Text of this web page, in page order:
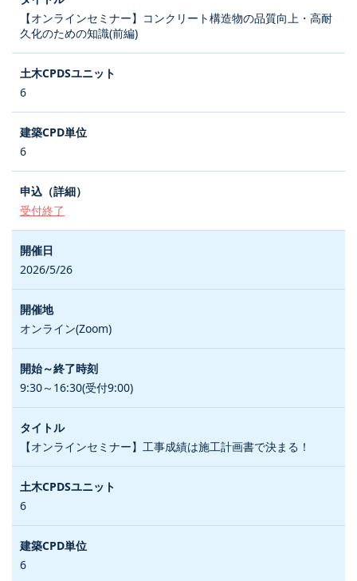
【オンラインセミナー】コンクリート構造物の品質向上・高耐
久化のための知識(前編)
6
6
受付終了
2026/5/26
オンライン(Zoom)
9:30～16:30(受付9:00)
【オンラインセミナー】工事成績は施工計画書で決まる！
6
6